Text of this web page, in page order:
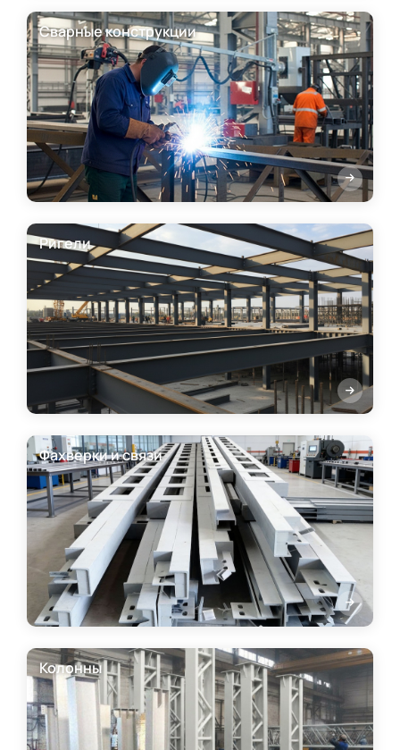
Сварные конструкции
Ригели
Фахверки и связи
Колонны